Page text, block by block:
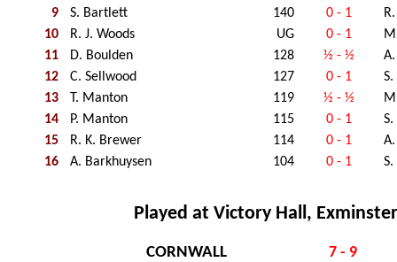
9
S. Bartlett 140 0 - 1
10
R. J. Woods UG 0 - 1
11
D. Boulden 128 ½ - ½
12
C. Sellwood 127 0 - 1
13
T. Manton 119 ½ - ½
14
P. Manton 115 0 - 1
S.
15
R. K. Brewer 114 0 - 1
16
A. Barkhuysen 104 0 - 1
Played at Victory Hall,
CORNWALL 7 - 9